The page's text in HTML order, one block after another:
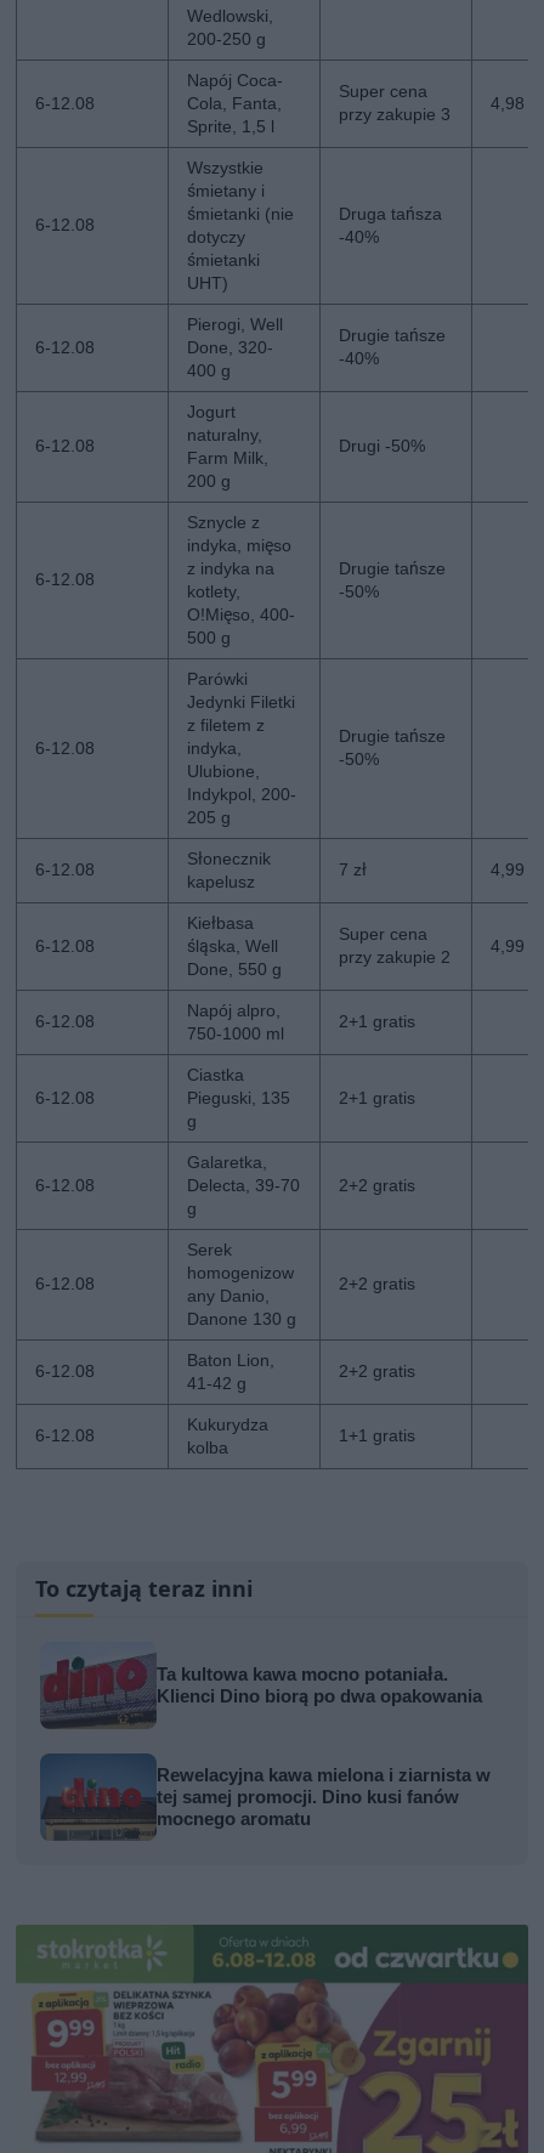
Wedlowski,
200-250 g
6-12.08
Napój Coca-
Cola, Fanta,
Sprite, 1,5 l
Super cena
przy zakupie 3
4,98
6-12.08
Wszystkie
śmietany i
śmietanki (nie
dotyczy
śmietanki
UHT)
Druga tańsza
-40%
6-12.08
Pierogi, Well
Done, 320-
400 g
Drugie tańsze
-40%
6-12.08
Jogurt
naturalny,
Farm Milk,
200 g
Drugi -50%
6-12.08
Sznycle z
indyka, mięso
z indyka na
kotlety,
O!Mięso, 400-
500 g
Drugie tańsze
-50%
6-12.08
Parówki
Jedynki Filetki
z filetem z
indyka,
Ulubione,
Indykpol, 200-
205 g
Drugie tańsze
-50%
6-12.08
Słonecznik
kapelusz
7 zł 4,99
6-12.08
Kiełbasa
śląska, Well
Done, 550 g
Super cena
przy zakupie 2
4,99
6-12.08
Napój alpro,
750-1000 ml
2+1 gratis
6-12.08
Ciastka
Pieguski, 135
g
2+1 gratis
6-12.08
Galaretka,
Delecta, 39-70
g
2+2 gratis
6-12.08
Serek
homogenizow
any Danio,
Danone 130 g
2+2 gratis
6-12.08
Baton Lion,
41-42 g
2+2 gratis
6-12.08
Kukurydza
kolba
1+1 gratis
To czytają teraz inni
Ta kultowa kawa mocno potaniała.
Klienci Dino biorą po dwa opakowania
Rewelacyjna kawa mielona i ziarnista w
tej samej promocji. Dino kusi fanów
mocnego aromatu